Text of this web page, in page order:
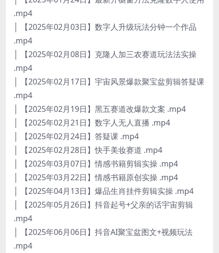
.mp4
│ 【2025年02月03日】数字人升级玩法分钟一个作品
.mp4
│ 【2025年02月08日】克隆人加三农赛道玩法法实操
.mp4
│ 【2025年02月17日】宇宙风景爆款聚宝盆剪辑答疑课
.mp4
│ 【2025年02月19日】黑五赛道改爆款文案 .mp4
│ 【2025年02月21日】数字人无人直播 .mp4
│ 【2025年02月24日】答疑课 .mp4
│ 【2025年02月28日】快手美妆赛道 .mp4
│ 【2025年03月07日】情感书籍剪辑实操 .mp4
│ 【2025年03月22日】情感书籍原创实操 .mp4
│ 【2025年04月13日】爆品生肖挂件剪辑实操 .mp4
│ 【2025年05月26日】抖音起号+父亲的话宇宙剪辑
.mp4
│ 【2025年06月06日】抖音AI聚宝盆图文+视频玩法
.mp4